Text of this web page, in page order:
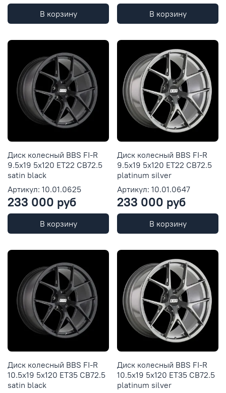
В корзину В корзину
Диск колесный BBS FI-R
9.5x19 5x120 ET22 CB72.5
satin black
Артикул: 10.01.0625
233 000 руб
В корзину
Диск колесный BBS FI-R
9.5x19 5x120 ET22 CB72.5
platinum silver
Артикул: 10.01.0647
233 000 руб
В корзину
Диск колесный BBS FI-R
10.5x19 5x120 ET35 CB72.5
satin black
Диск колесный BBS FI-R
10.5x19 5x120 ET35 CB72.5
platinum silver